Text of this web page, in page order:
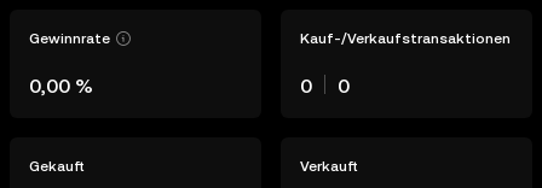
Gewinnrate
0,00 %
Kauf-/Verkaufstransaktionen
0 0
Gekauft Verkauft